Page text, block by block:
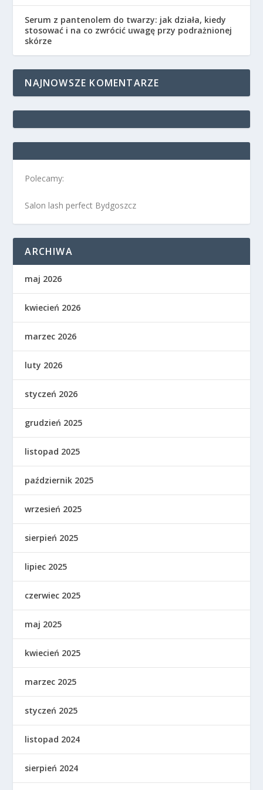
Serum z pantenolem do twarzy: jak działa, kiedy
stosować i na co zwrócić uwagę przy podrażnionej
skórze
NAJNOWSZE KOMENTARZE
Polecamy:
Salon lash perfect Bydgoszcz
ARCHIWA
maj 2026
kwiecień 2026
marzec 2026
luty 2026
styczeń 2026
grudzień 2025
listopad 2025
październik 2025
wrzesień 2025
sierpień 2025
lipiec 2025
czerwiec 2025
maj 2025
kwiecień 2025
marzec 2025
styczeń 2025
listopad 2024
sierpień 2024